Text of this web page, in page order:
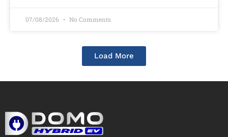
07/08/2026 No Comments
Load More